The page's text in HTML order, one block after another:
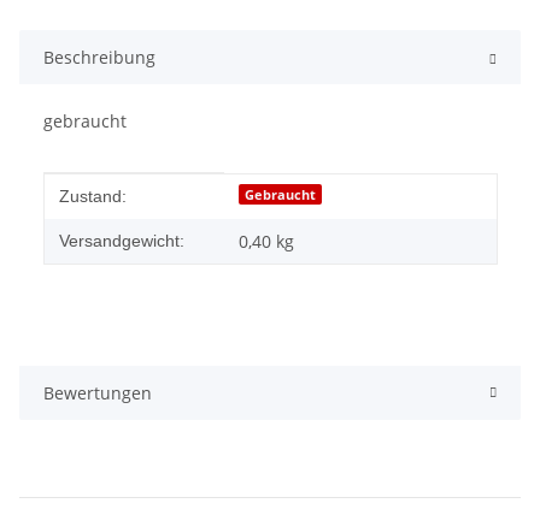
Beschreibung
gebraucht
Produkteigenschaft
Wert
Zustand: Gebraucht
Versandgewicht: 0,40 kg
Bewertungen